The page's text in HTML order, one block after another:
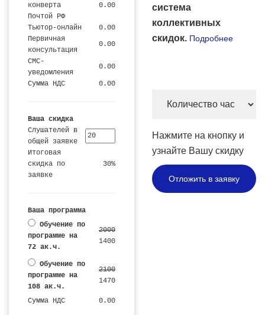
конверта
Почтой РФ
0.00
Тьютор-онлайн
0.00
Первичная
консультация
0.00
СМС-
уведомления
0.00
Сумма НДС 0.00
Ваша скидка
Слушателей в
общей заявке
Итоговая
скидка по
заявке
30%
Ваша программа
Обучение по
программе на
72 ак.ч.
2000
1400
Обучение по
программе на
108 ак.ч.
2100
1470
Сумма НДС 0.00
система
коллективных
скидок. Подробнее
Нажмите на кнопку и
узнайте Вашу скидку
Отложить в заявку